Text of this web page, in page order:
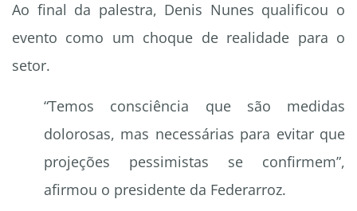
Ao final da palestra, Denis Nunes qualificou o
evento como um choque de realidade para o
setor.
“Temos consciência que são medidas
dolorosas, mas necessárias para evitar que
projeções pessimistas se confirmem”,
afirmou o presidente da Federarroz.